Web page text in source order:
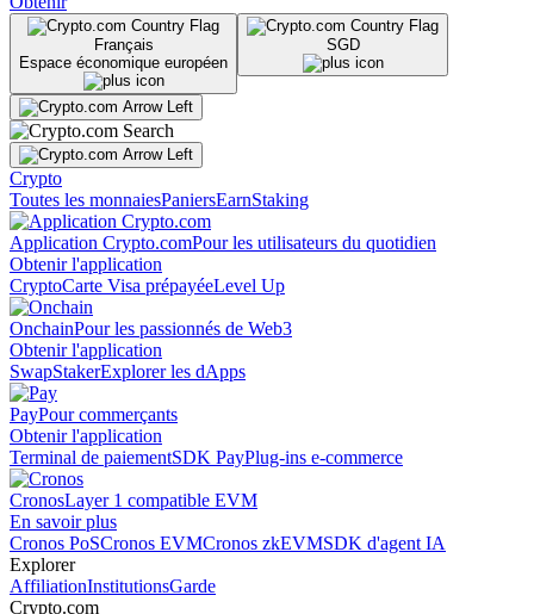
Français
Espace économique européen
SGD
Crypto
Toutes les monnaiesPaniersEarnStaking
Application Crypto.comPour les utilisateurs du quotidien
Obtenir l'application
CryptoCarte Visa prépayéeLevel Up
OnchainPour les passionnés de Web3
Obtenir l'application
SwapStakerExplorer les dApps
PayPour commerçants
Obtenir l'application
Terminal de paiementSDK PayPlug-ins e-commerce
CronosLayer 1 compatible EVM
En savoir plus
Cronos PoSCronos EVMCronos zkEVMSDK d'agent IA
Explorer
AffiliationInstitutionsGarde
Crypto.com